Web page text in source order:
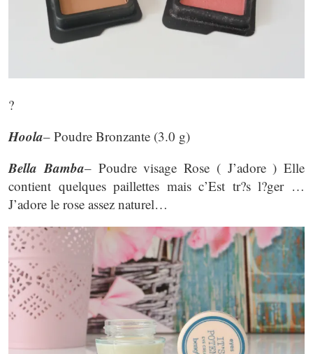
?
Hoola– Poudre Bronzante (3.0 g)
Bella Bamba– Poudre visage Rose ( J’adore ) Elle
contient quelques paillettes mais c’Est tr?s l?ger …
J’adore le rose assez naturel…